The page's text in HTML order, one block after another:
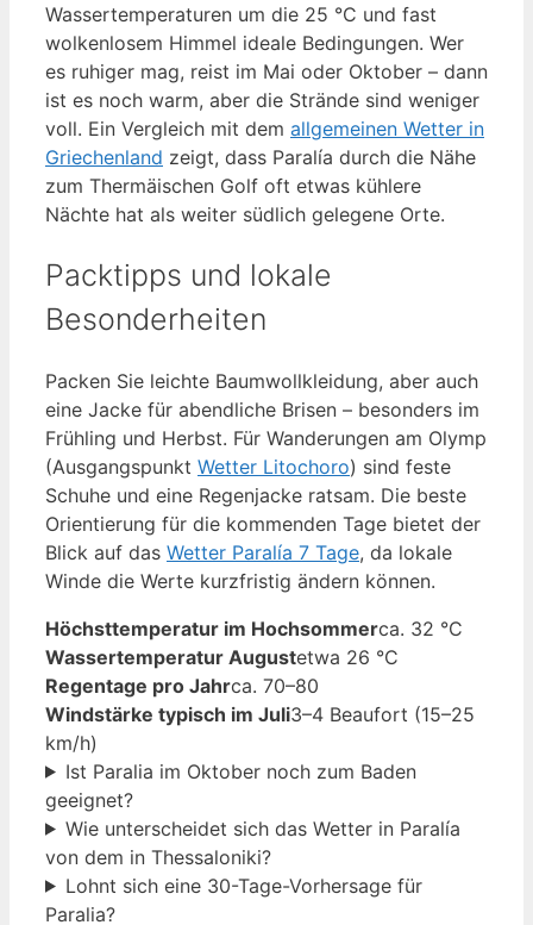
Wassertemperaturen um die 25 °C und fast
wolkenlosem Himmel ideale Bedingungen. Wer
es ruhiger mag, reist im Mai oder Oktober – dann
ist es noch warm, aber die Strände sind weniger
voll. Ein Vergleich mit dem allgemeinen Wetter in
Griechenland zeigt, dass Paralía durch die Nähe
zum Thermäischen Golf oft etwas kühlere
Nächte hat als weiter südlich gelegene Orte.
Packtipps und lokale
Besonderheiten
Packen Sie leichte Baumwollkleidung, aber auch
eine Jacke für abendliche Brisen – besonders im
Frühling und Herbst. Für Wanderungen am Olymp
(Ausgangspunkt Wetter Litochoro) sind feste
Schuhe und eine Regenjacke ratsam. Die beste
Orientierung für die kommenden Tage bietet der
Blick auf das Wetter Paralía 7 Tage, da lokale
Winde die Werte kurzfristig ändern können.
Höchsttemperatur im Hochsommerca. 32 °C
Wassertemperatur Augustetwa 26 °C
Regentage pro Jahrca. 70–80
Windstärke typisch im Juli3–4 Beaufort (15–25
km/h)
Ist Paralia im Oktober noch zum Baden
geeignet?
Wie unterscheidet sich das Wetter in Paralía
von dem in Thessaloniki?
Lohnt sich eine 30-Tage-Vorhersage für
Paralia?